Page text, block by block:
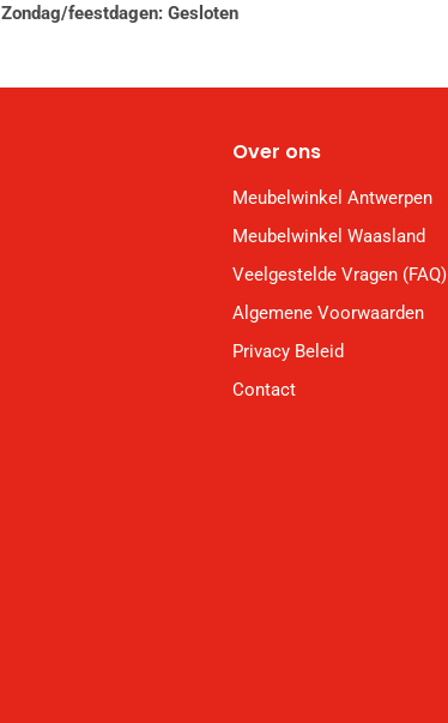
Zondag/feestdagen: Gesloten
Over ons
Meubelwinkel Antwerpen
Meubelwinkel Waasland
Veelgestelde Vragen (FAQ)
Algemene Voorwaarden
Privacy Beleid
Contact